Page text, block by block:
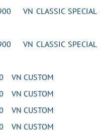
VN CLASSIC SPECIAL
VN CLASSIC SPECIAL
VN CUSTOM
VN CUSTOM
VN CUSTOM
VN CUSTOM